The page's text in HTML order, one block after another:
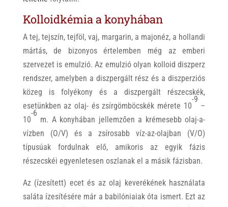
Kolloidkémia a konyhában
A tej, tejszín, tejföl, vaj, margarin, a majonéz, a hollandi
mártás, de bizonyos értelemben még az emberi
szervezet is emulzió. Az emulzió olyan kolloid diszperz
rendszer, amelyben a diszpergált rész és a diszperziós
közeg is folyékony és a diszpergált részecskék,
esetünkben az olaj- és zsírgömböcskék mérete 10
-9
–
10
-6
m. A konyhában jellemzően a krémesebb olaj-a-
vízben (O/V) és a zsírosabb víz-az-olajban (V/O)
típusúak fordulnak elő, amikoris az egyik fázis
részecskéi egyenletesen oszlanak el a másik fázisban.
Az (ízesített) ecet és az olaj keverékének használata
saláta ízesítésére már a babilóniaiak óta ismert. Ezt az